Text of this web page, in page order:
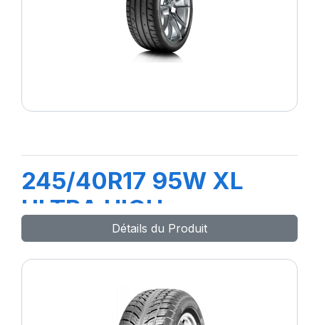
245/40R17 95W XL
ULTRA HIGH
PERFORMANCE
Détails du Produit